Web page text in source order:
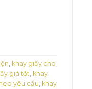
, khay giấy cho
giá tốt, khay
yêu cầu, khay